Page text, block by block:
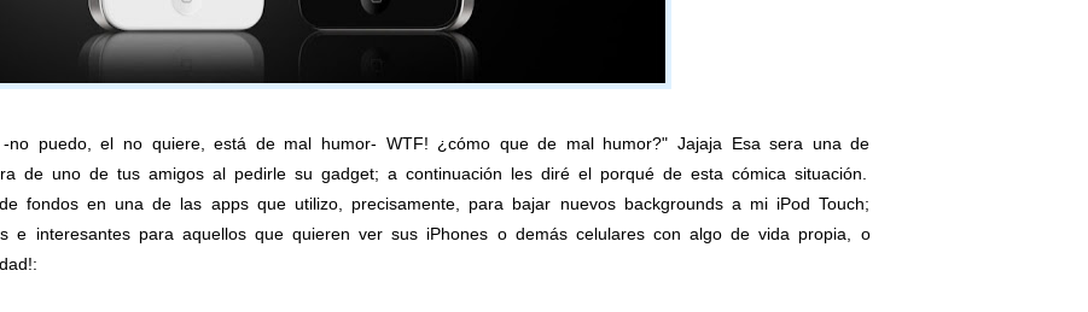
no puedo, el no quiere, está de mal humor- WTF! ¿cómo que de mal humor?" Jajaja Esa sera una de
de uno de tus amigos al pedirle su gadget; a continuación les diré el porqué de esta cómica situación.
fondos en una de las apps que utilizo, precisamente, para bajar nuevos backgrounds a mi iPod Touch;
e interesantes para aquellos que quieren ver sus iPhones o demás celulares con algo de vida propia, o